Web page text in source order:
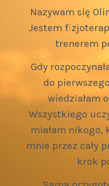
Nazywam się
Jestem
trenerem
Gdy
do
wiedziałam
Wszystkiego
miałam nikogo,
mnie przez cały
krok